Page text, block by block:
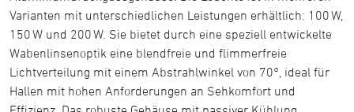
Varianten mit unterschiedlichen Leistungen erhältlich: 100 W,
150 W und 200 W. Sie bietet durch eine speziell entwickelte
Wabenlinsenoptik eine blendfreie und flimmerfreie
Lichtverteilung mit einem Abstrahlwinkel von 70°, ideal für
Hallen mit hohen Anforderungen an Sehkomfort und